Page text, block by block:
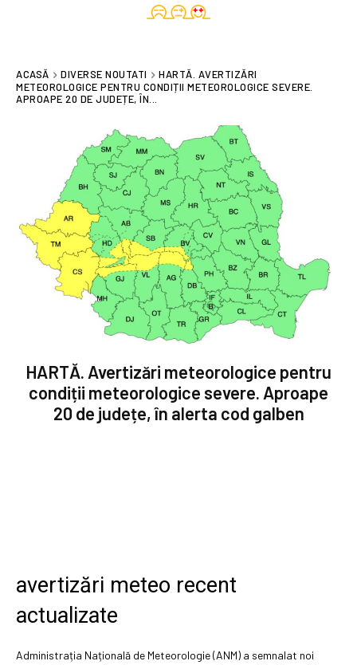
ACASĂ DIVERSE NOUTATI
HARTĂ. AVERTIZĂRI
METEOROLOGICE PENTRU CONDIȚII METEOROLOGICE SEVERE.
APROAPE 20 DE JUDEȚE, ÎN...
HARTĂ. Avertizări meteorologice pentru
condiții meteorologice severe. Aproape
20 de județe, în alerta cod galben
avertizări meteo recent
actualizate
Administrația Națională de Meteorologie (ANM) a semnalat noi